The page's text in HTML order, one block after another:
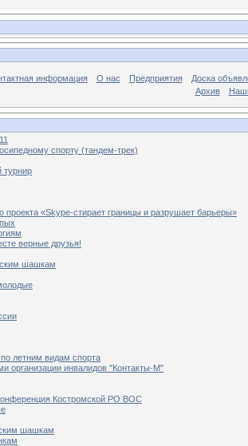
информация О нас Предприятия
Доска
Архив
спорту (тандем-трек)
проекта «Skype-стирает границы и разрушает барьеры»
верные друзья!
шашкам
летним видам спорта
организации инвалидов "Контакты-М"
Костромской РО ВОС
шашкам